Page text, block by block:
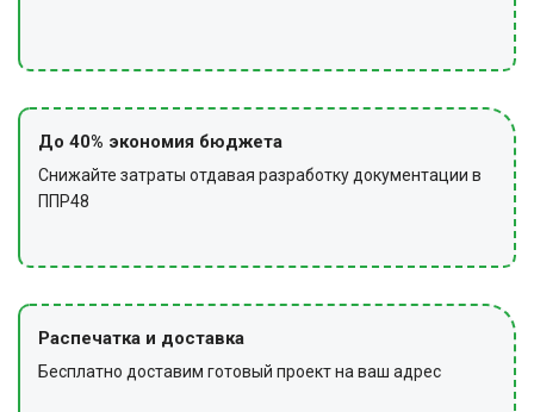
До 40% экономия бюджета
Снижайте затраты отдавая разработку документации в
ППР48
Распечатка и доставка
Бесплатно доставим готовый проект на ваш адрес